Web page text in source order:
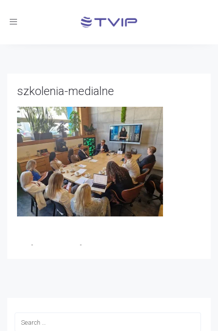
Toggle
szkolenia-medialne
- -